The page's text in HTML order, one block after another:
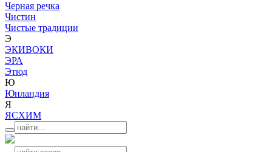
Черная речка
Чистин
Чистые традиции
Э
ЭКИВОКИ
ЭРА
Этюд
Ю
Юнландия
Я
ЯСХИМ